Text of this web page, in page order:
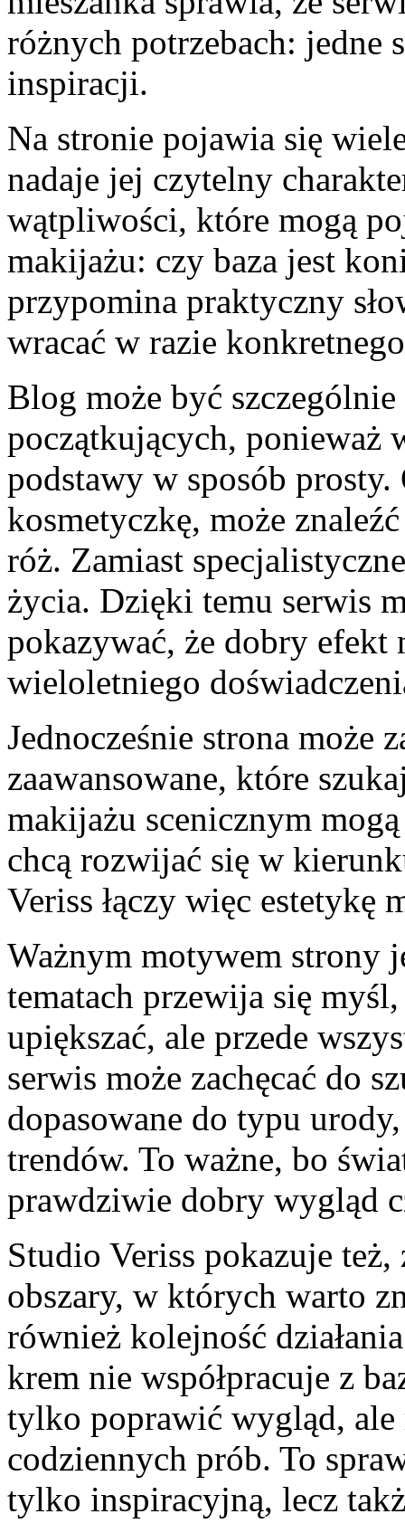
różnych potrzebach: jedne
inspiracji.
Na stronie pojawia się
nadaje jej czytelny
wątpliwości, które mogą
makijażu: czy baza jest
przypomina praktyczny
wracać w razie
Blog może być
początkujących, ponieważ
podstawy w sposób
kosmetyczkę, może
róż. Zamiast
życia. Dzięki temu serwis
pokazywać, że dobry efekt
wieloletniego
Jednocześnie strona może
zaawansowane, które
makijażu scenicznym
chcą rozwijać się w
Veriss łączy więc estetykę
Ważnym motywem strony
tematach przewija się
upiększać, ale przede
serwis może zachęcać do
dopasowane do typu
trendów. To ważne, bo
prawdziwie dobry wygląd
Studio Veriss pokazuje
obszary, w których warto
również kolejność
krem nie współpracuje z
tylko poprawić wygląd,
codziennych prób. To
tylko inspiracyjną, lecz